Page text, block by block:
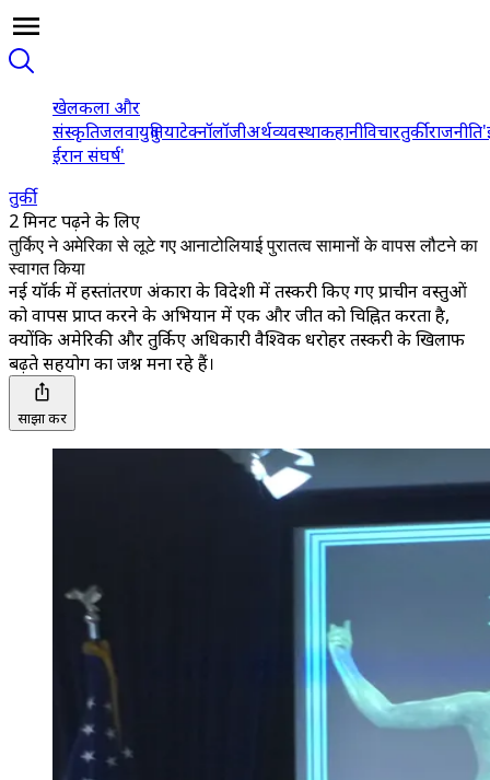
खेलकला और
संस्कृतिजलवायुदुनियाटेक्नॉलॉजीअर्थव्यवस्थाकहानीविचारतुर्कीराजनीति
ईरान संघर्ष'
तुर्की
2 मिनट पढ़ने के लिए
तुर्किए ने अमेरिका से लूटे गए आनाटोलियाई पुरातत्व सामानों के वापस लौटने का
स्वागत किया
नई यॉर्क में हस्तांतरण अंकारा के विदेशी में तस्करी किए गए प्राचीन वस्तुओं
को वापस प्राप्त करने के अभियान में एक और जीत को चिह्नित करता है,
क्योंकि अमेरिकी और तुर्किए अधिकारी वैश्विक धरोहर तस्करी के खिलाफ
बढ़ते सहयोग का जश्न मना रहे हैं।
साझा करें